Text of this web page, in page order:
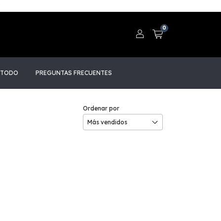
0
PREGUNTAS FRECUENTES
Ordenar por